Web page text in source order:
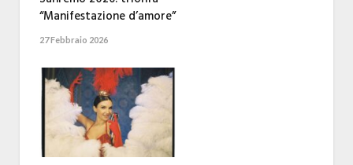
“Manifestazione d’amore”
27 Febbraio 2026